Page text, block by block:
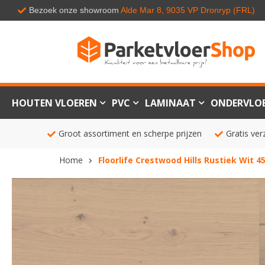
Bezoek onze showroom Alde Mar 8, 9035 VP Dronryp (FRL)
HOUTEN VLOEREN PVC LAMINAAT
Groot assortiment en scherpe prijzen Gratis
Home Floorlife Crestwood Hills Rustiek Wit
van